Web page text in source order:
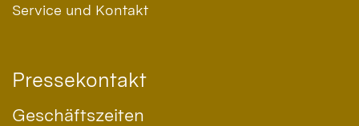
Service und Kontakt
Pressekontakt
Geschäftszeiten